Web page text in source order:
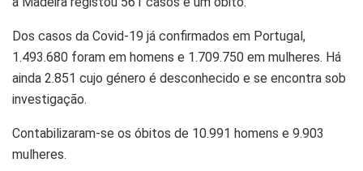
Dos casos da Covid-19 já confirmados em Portugal,
1.493.680 foram em homens e 1.709.750 em mulheres. Há
ainda 2.851 cujo género é desconhecido e se encontra sob
investigação.
Contabilizaram-se os óbitos de 10.991 homens e 9.903
mulheres.